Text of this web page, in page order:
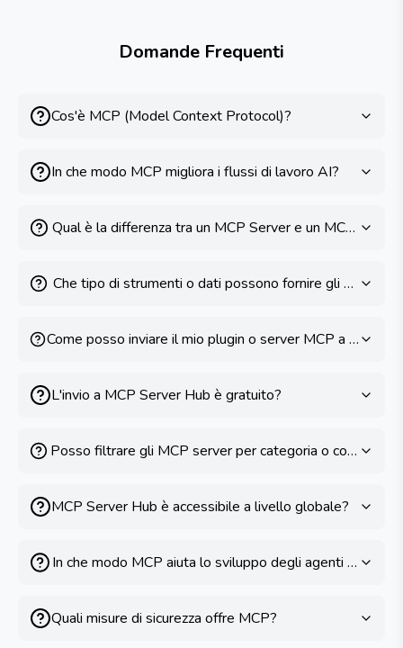
Domande Frequenti
Cos'è MCP (Model Context Protocol)?
In che modo MCP migliora i flussi di lavoro AI?
Qual è la differenza tra un MCP Server e un MCP Client?
Che tipo di strumenti o dati possono fornire gli MCP
Come posso inviare il mio plugin o server MCP a MCP
L'invio a MCP Server Hub è gratuito?
Posso filtrare gli MCP server per categoria o
MCP Server Hub è accessibile a livello globale?
In che modo MCP aiuta lo sviluppo degli agenti AI?
Quali misure di sicurezza offre MCP?